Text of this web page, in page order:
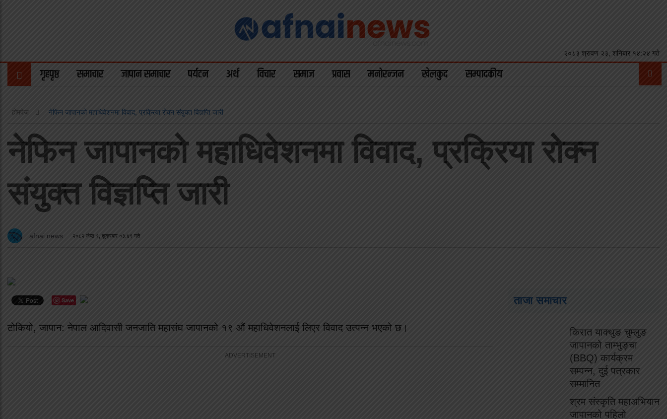
२०८३ श्रावण २३, शनिबार १४:२४ गते
गृहपृष्ठ समाचार जापान समाचार पर्यटन अर्थ विचार समाज प्रवास मनोरन्जन खेलकुद सम्पादकीय
होमपेज नेफिन जापानको महाधिवेशनमा विवाद, प्रक्रिया रोक्न संयुक्त विज्ञप्ति जारी
नेफिन जापानको महाधिवेशनमा विवाद, प्रक्रिया रोक्न
संयुक्त विज्ञप्ति जारी
afnai news २०८२ जेष्ठ ९, शुक्रबार ०३:४९ गते
Save
टोकियो, जापान: नेपाल आदिवासी जनजाति महासंघ जापानको १९ औं महाधिवेशनलाई लिएर विवाद उत्पन्न भएको छ।
ताजा समाचार
किरात याक्थुङ चुम्लुङ
जापानको ताम्भुङ्चा
(BBQ) कार्यक्रम
सम्पन्न, दुई पत्रकार
सम्मानित
श्रम संस्कृति महाअभियान
जापानको पहिलो